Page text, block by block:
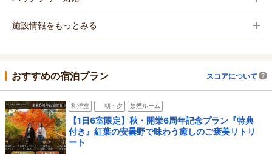
施設情報をもっとみる
おすすめの宿泊プラン スコアについて
和洋室 朝・夕 禁煙ルーム
【1日6室限定】秋・開業6周年記念プラン『特典
付き』紅葉の安曇野で味わう癒しのご褒美リトリ
ート